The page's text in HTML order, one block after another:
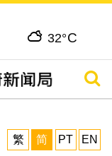
32°C
搜寻
繁
简 PT EN